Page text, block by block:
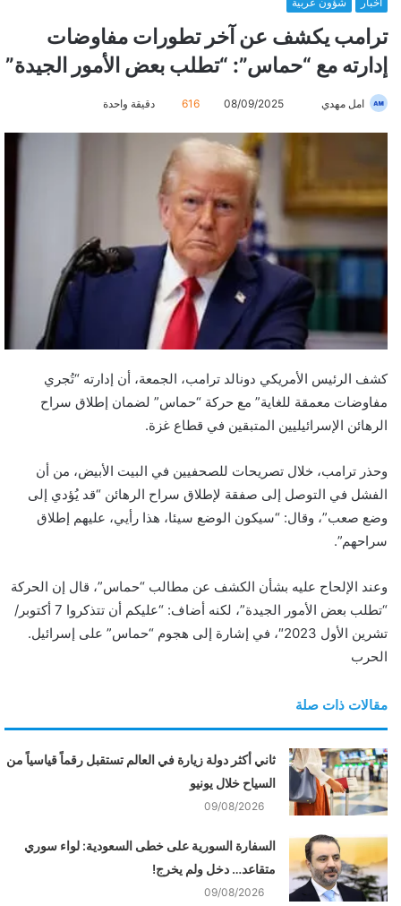
ترامب يكشف عن آخر تطورات مفاوضات
إدارته مع “حماس”: “تطلب بعض الأمور الجيدة”
امل مهدي
ب
د
ا
إ
ك
ر
و
ن
ا
08/09/2025
616 دقيقة واحدة
كشف الرئيس الأمريكي دونالد ترامب، الجمعة، أن إدارته “تُجري
مفاوضات معمقة للغاية” مع حركة “حماس” لضمان إطلاق سراح
الرهائن الإسرائيليين المتبقين في قطاع غزة.
وحذر ترامب، خلال تصريحات للصحفيين في البيت الأبيض، من أن
الفشل في التوصل إلى صفقة لإطلاق سراح الرهائن “قد يُؤدي إلى
وضع صعب”، وقال: “سيكون الوضع سيئا، هذا رأيي، عليهم إطلاق
سراحهم”.
وعند الإلحاح عليه بشأن الكشف عن مطالب “حماس”، قال إن الحركة
“تطلب بعض الأمور الجيدة”، لكنه أضاف: “عليكم أن تتذكروا 7 أكتوبر/
تشرين الأول 2023″، في إشارة إلى هجوم “حماس” على إسرائيل.
الحرب
مقالات ذات صلة
ثاني أكثر دولة زيارة في العالم تستقبل رقماً قياسياً من
السياح خلال يونيو
09/08/2026
السفارة السورية على خطى السعودية: لواء سوري
متقاعد… دخل ولم يخرج!
09/08/2026